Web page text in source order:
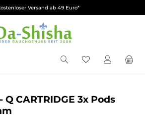
Versand ab 49 Euro*
Du hast 0
Q CARTRIDGE 3x Pods